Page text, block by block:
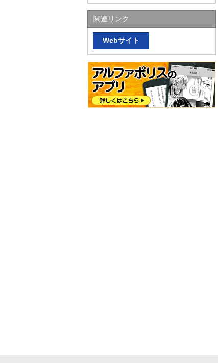
関連リンク
Webサイト